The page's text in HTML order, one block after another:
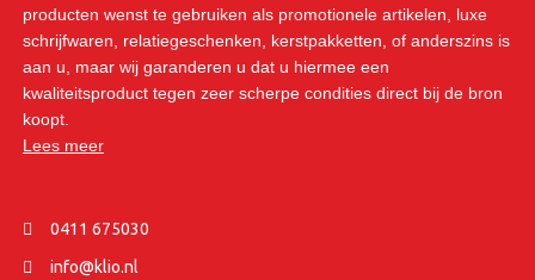
producten wenst te gebruiken als promotionele artikelen, luxe
schrijfwaren, relatiegeschenken, kerstpakketten, of anderszins is
aan u, maar wij garanderen u dat u hiermee een
kwaliteitsproduct tegen zeer scherpe condities direct bij de bron
koopt.
Lees meer
0411 675030
info@klio.nl